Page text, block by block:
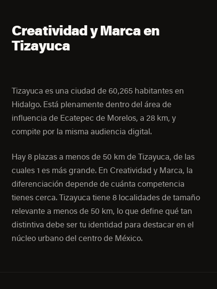
Creatividad y Marca en
Tizayuca
Tizayuca es una ciudad de 60,265 habitantes en
Hidalgo. Está plenamente dentro del área de
influencia de Ecatepec de Morelos, a 28 km, y
compite por la misma audiencia digital.
Hay 8 plazas a menos de 50 km de Tizayuca, de las
cuales 1 es más grande. En Creatividad y Marca, la
diferenciación depende de cuánta competencia
tienes cerca. Tizayuca tiene 8 localidades de tamaño
relevante a menos de 50 km, lo que define qué tan
distintiva debe ser tu identidad para destacar en el
núcleo urbano del centro de México.